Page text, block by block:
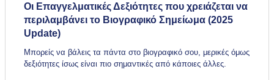
Οι Επαγγελματικές Δεξιότητες που χρειάζεται να
περιλαμβάνει το Βιογραφικό Σημείωμα (2025
Update)
Μπορείς να βάλεις τα πάντα στο βιογραφικό σου, μερικές όμως
δεξιότητες ίσως είναι πιο σημαντικές από κάποιες άλλες.